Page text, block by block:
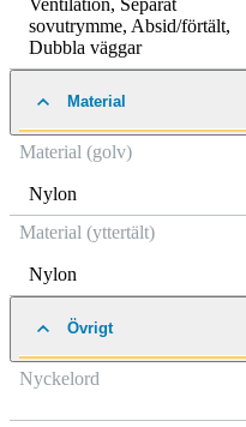
Ventilation, Separat
sovutrymme, Absid/förtält,
Dubbla väggar
Material
Material (golv)
Nylon
Material (yttertält)
Nylon
Övrigt
Nyckelord